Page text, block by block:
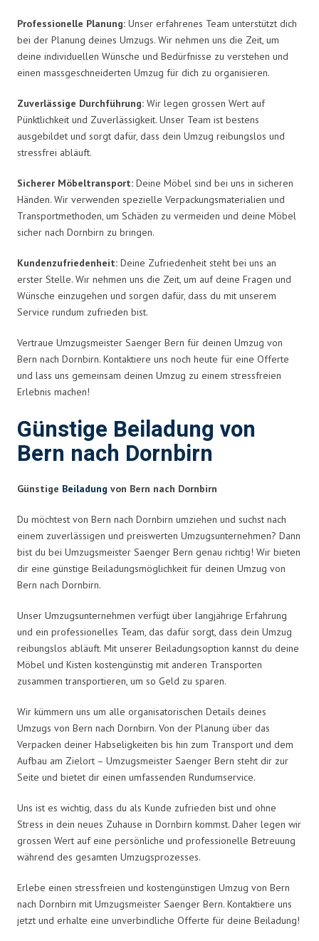
Professionelle Planung: Unser erfahrenes Team unterstützt dich
bei der Planung deines Umzugs. Wir nehmen uns die Zeit, um
deine individuellen Wünsche und Bedürfnisse zu verstehen und
einen massgeschneiderten Umzug für dich zu organisieren.
Zuverlässige Durchführung: Wir legen grossen Wert auf
Pünktlichkeit und Zuverlässigkeit. Unser Team ist bestens
ausgebildet und sorgt dafür, dass dein Umzug reibungslos und
stressfrei abläuft.
Sicherer Möbeltransport: Deine Möbel sind bei uns in sicheren
Händen. Wir verwenden spezielle Verpackungsmaterialien und
Transportmethoden, um Schäden zu vermeiden und deine Möbel
sicher nach Dornbirn zu bringen.
Kundenzufriedenheit: Deine Zufriedenheit steht bei uns an
erster Stelle. Wir nehmen uns die Zeit, um auf deine Fragen und
Wünsche einzugehen und sorgen dafür, dass du mit unserem
Service rundum zufrieden bist.
Vertraue Umzugsmeister Saenger Bern für deinen Umzug von
Bern nach Dornbirn. Kontaktiere uns noch heute für eine Offerte
und lass uns gemeinsam deinen Umzug zu einem stressfreien
Erlebnis machen!
Günstige Beiladung von
Bern nach Dornbirn
Günstige Beiladung von Bern nach Dornbirn
Du möchtest von Bern nach Dornbirn umziehen und suchst nach
einem zuverlässigen und preiswerten Umzugsunternehmen? Dann
bist du bei Umzugsmeister Saenger Bern genau richtig! Wir bieten
dir eine günstige Beiladungsmöglichkeit für deinen Umzug von
Bern nach Dornbirn.
Unser Umzugsunternehmen verfügt über langjährige Erfahrung
und ein professionelles Team, das dafür sorgt, dass dein Umzug
reibungslos abläuft. Mit unserer Beiladungsoption kannst du deine
Möbel und Kisten kostengünstig mit anderen Transporten
zusammen transportieren, um so Geld zu sparen.
Wir kümmern uns um alle organisatorischen Details deines
Umzugs von Bern nach Dornbirn. Von der Planung über das
Verpacken deiner Habseligkeiten bis hin zum Transport und dem
Aufbau am Zielort – Umzugsmeister Saenger Bern steht dir zur
Seite und bietet dir einen umfassenden Rundumservice.
Uns ist es wichtig, dass du als Kunde zufrieden bist und ohne
Stress in dein neues Zuhause in Dornbirn kommst. Daher legen wir
grossen Wert auf eine persönliche und professionelle Betreuung
während des gesamten Umzugsprozesses.
Erlebe einen stressfreien und kostengünstigen Umzug von Bern
nach Dornbirn mit Umzugsmeister Saenger Bern. Kontaktiere uns
jetzt und erhalte eine unverbindliche Offerte für deine Beiladung!